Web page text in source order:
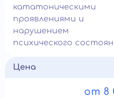
кататоническими
проявлениями и
нарушением
психического
Цена
от 8